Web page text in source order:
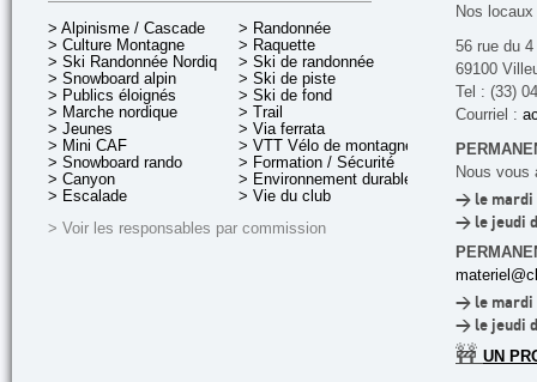
> Alpinisme / Cascade
> Culture Montagne
> Ski Randonnée Nordique
> Snowboard alpin
> Publics éloignés
> Marche nordique
> Jeunes
> Mini CAF
> Snowboard rando
> Canyon
> Escalade
> Randonnée
> Raquette
> Ski de randonnée
> Ski de piste
> Ski de fond
> Trail
> Via ferrata
> VTT Vélo de montagne
> Formation / Sécurité
> Environnement durable
> Vie du club
> Voir les responsables par commission
Nos
56 rue du
69100
Tel : (33)
Courriel :
Nous vous
> le mardi
> le jeudi
> le mardi
> le jeudi
🚧 UN